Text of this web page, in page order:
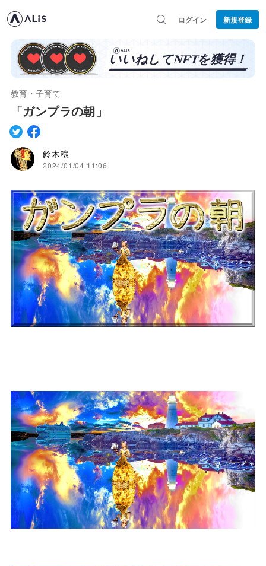
ログイン 新規登録
教育・子育て
「ガンプラの朝」
鈴木穣
2024/01/04 11:06